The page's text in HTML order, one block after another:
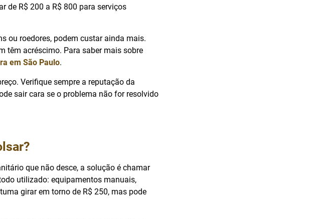
de R$ 200 a R$ 800 para serviços
ou roedores, podem custar ainda mais.
têm acréscimo. Para saber mais sobre
em São Paulo.
Verifique sempre a reputação da
sair cara se o problema não for resolvido
que não desce, a solução é chamar
utilizado: equipamentos manuais,
girar em torno de R$ 250, mas pode